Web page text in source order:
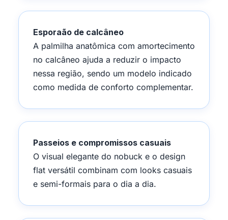
Esporaão de calcâneo
A palmilha anatômica com amortecimento
no calcâneo ajuda a reduzir o impacto
nessa região, sendo um modelo indicado
como medida de conforto complementar.
Passeios e compromissos casuais
O visual elegante do nobuck e o design
flat versátil combinam com looks casuais
e semi-formais para o dia a dia.